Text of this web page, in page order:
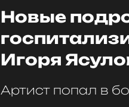
Новые
Игоря
Артист попал в